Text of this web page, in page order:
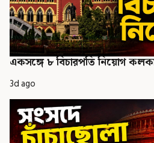
একসঙ্গে ৮ বিচারপতি নিয়োগ
3d ago